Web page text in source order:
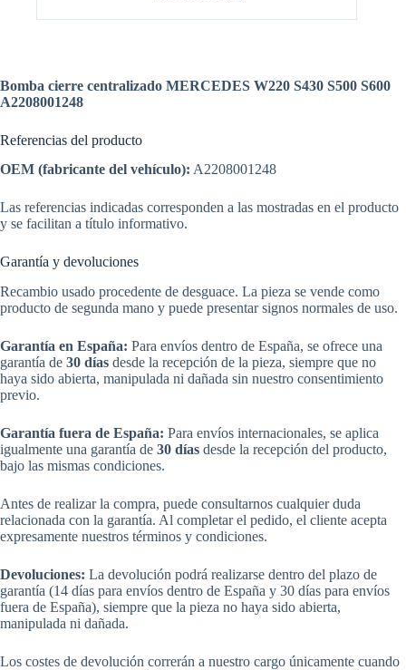
Bomba cierre centralizado MERCEDES W220 S430 S500 S600
A2208001248
Referencias del producto
OEM (fabricante del vehículo): A2208001248
Las referencias indicadas corresponden a las mostradas en el producto
y se facilitan a título informativo.
Garantía y devoluciones
Recambio usado procedente de desguace. La pieza se vende como
producto de segunda mano y puede presentar signos normales de uso.
Garantía en España: Para envíos dentro de España, se ofrece una
garantía de 30 días desde la recepción de la pieza, siempre que no
haya sido abierta, manipulada ni dañada sin nuestro consentimiento
previo.
Garantía fuera de España: Para envíos internacionales, se aplica
igualmente una garantía de 30 días desde la recepción del producto,
bajo las mismas condiciones.
Antes de realizar la compra, puede consultarnos cualquier duda
relacionada con la garantía. Al completar el pedido, el cliente acepta
expresamente nuestros términos y condiciones.
Devoluciones: La devolución podrá realizarse dentro del plazo de
garantía (14 días para envíos dentro de España y 30 días para envíos
fuera de España), siempre que la pieza no haya sido abierta,
manipulada ni dañada.
Los costes de devolución correrán a nuestro cargo únicamente cuando